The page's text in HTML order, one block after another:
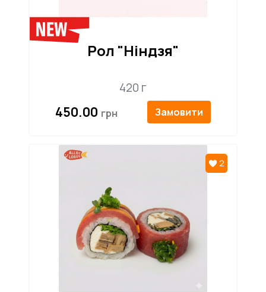
Рол "Ніндзя"
420 г
450.00 Замовити
2